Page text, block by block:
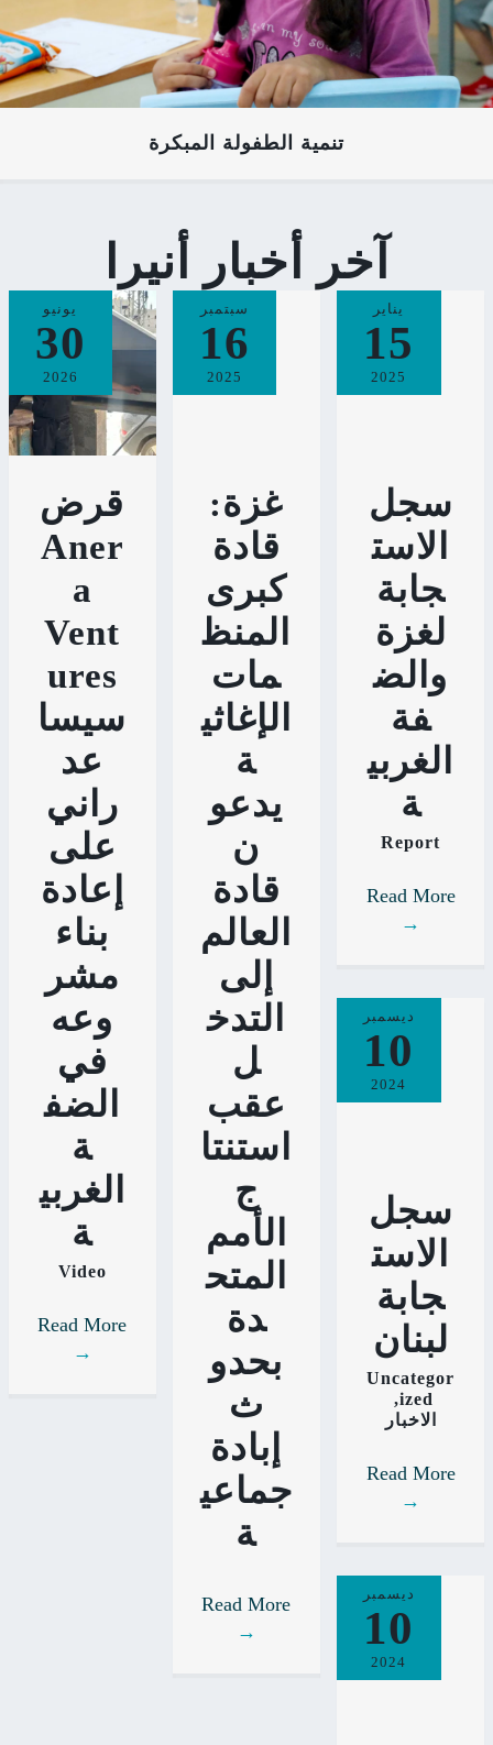
تنمية الطفولة المبكرة
آخر أخبار أنيرا
يونيو
30
2026
قرض
Aner
a
Vent
ures
سيسا
عد
راني
على
إعادة
بناء
مشر
وعه
في
الضف
ة
الغربي
ة
Video
Read More
→
سبتمبر
16
2025
غزة:
قادة
كبرى
المنظ
مات
الإغاثي
ة
يدعو
ن
قادة
العالم
إلى
التدخ
ل
عقب
استنتا
ج
الأمم
المتح
دة
بحدو
ث
إبادة
جماعي
ة
Read More
→
يناير
15
2025
سجل
الاست
جابة
لغزة
والض
فة
الغربي
ة
Report
Read More
→
ديسمبر
10
2024
سجل
الاست
جابة
لبنان
Uncategor
ized
,
الاخبار
Read More
→
ديسمبر
10
2024